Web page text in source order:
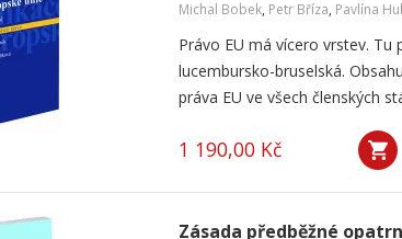
Michal Bobek, Petr Bříza, Pavlína
Právo EU má vícero vrstev.
lucembursko-bruselská.
práva EU ve všech členských
1 190,00 Kč
Zásada předběžné